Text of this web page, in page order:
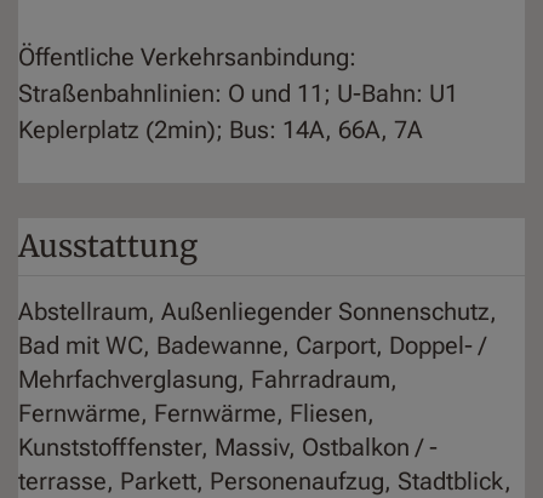
Öffentliche Verkehrsanbindung:
Straßenbahnlinien: O und 11; U-Bahn: U1
Keplerplatz (2min); Bus: 14A, 66A, 7A
Ausstattung
Abstellraum Außenliegender Sonnenschutz
Bad mit WC Badewanne Carport Doppel- /
Mehrfachverglasung Fahrradraum
Fernwärme Fernwärme Fliesen
Kunststofffenster Massiv Ostbalkon / -
terrasse Parkett Personenaufzug Stadtblick